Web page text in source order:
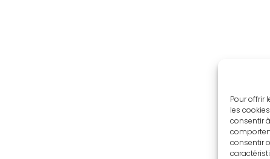
Pour offrir
les
consentir
consentir